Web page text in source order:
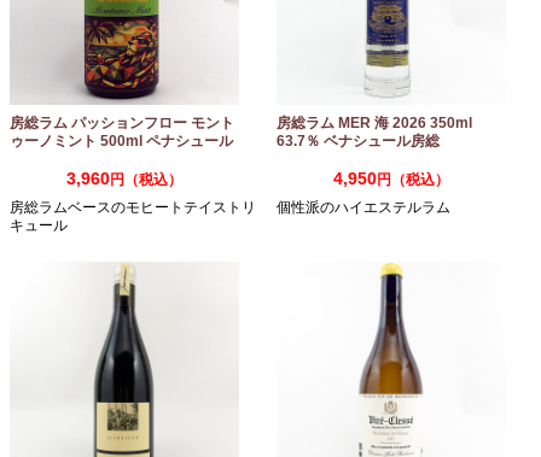
房総ラム パッションフロー モント
ゥーノミント 500ml ペナシュール
3,960円（税込）
房総ラムベースのモヒートテイストリ
キュール
房総ラム MER 海 2026 350ml
63.7％ ベナシュール房総
4,950円（税込）
個性派のハイエステルラム